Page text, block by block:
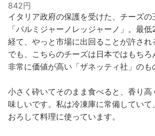
842円
イタリア政府の保護を受けた、チーズの
「パルミジャーノレッジャーノ」。最
経て、やっと市場に出回ることが許され
でも、こちらのチーズは日本ではもちろ
非常に価値が高い「ザネッティ社」のも
小さく砕いてそのまま食べると、香り高
味しいです。私は冷凍庫に常備していて
おろして料理に使っています。